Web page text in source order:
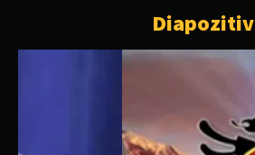
Diapozitiv